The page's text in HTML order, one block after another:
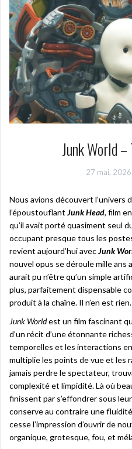
Junk World
27 mai, 2026
Nous avions découvert l’univers
l’époustouflant Junk Head, film
qu’il avait porté quasiment seul
occupant presque tous les
revient aujourd’hui avecJunk
nouvel opus se déroule mille ans
aurait pu n’être qu’un simple
plus, parfaitement dispensable
produit à la chaîne. Il n’en est rien.
Junk Worldest un film fascinant
d’un récit d’une étonnante
temporelles et les interactions
multiplie les points de vue et les
jamais perdre le spectateur,
complexité et limpidité. Là où
finissent par s’effondrer sous
conserve au contraire une
cesse l’impression d’ouvrir de
organique, grotesque, fou, et